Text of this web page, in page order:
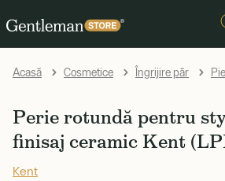
Acasă Cosmetice Îngrijire păr
Perie rotundă pentru
finisaj ceramic Kent
Kent